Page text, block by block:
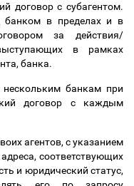
договор с субагентом.
банком в пределах и в
за действия/
в рамках
банка.
банкам при
договор с каждым
агентов, с указанием
соответствующих
и юридический статус,